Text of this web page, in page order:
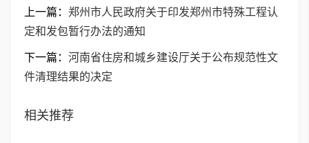
上一篇： 郑州市人民政府关于印发郑州市特殊工程认
定和发包暂行办法的通知
下一篇： 河南省住房和城乡建设厅关于公布规范性文
件清理结果的决定
相关推荐